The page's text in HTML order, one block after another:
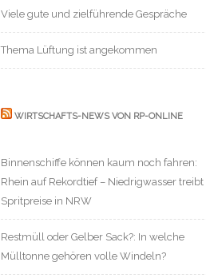
Viele gute und zielführende Gespräche
Thema Lüftung ist angekommen
WIRTSCHAFTS-NEWS VON RP-ONLINE
Binnenschiffe können kaum noch fahren:
Rhein auf Rekordtief – Niedrigwasser treibt
Spritpreise in NRW
Restmüll oder Gelber Sack?: In welche
Mülltonne gehören volle Windeln?